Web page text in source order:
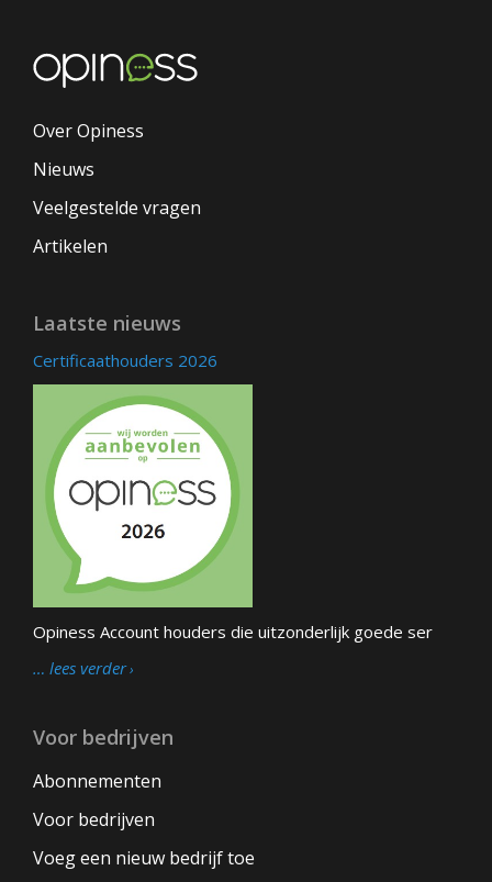
Over Opiness
Nieuws
Veelgestelde vragen
Artikelen
Laatste nieuws
Certificaathouders 2026
Opiness Account houders die uitzonderlijk goede ser
… lees verder
Voor bedrijven
Abonnementen
Voor bedrijven
Voeg een nieuw bedrijf toe